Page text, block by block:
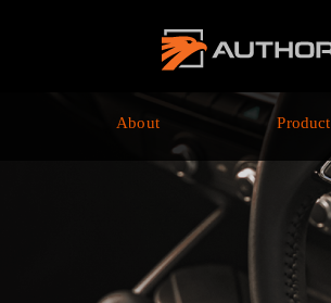
ーサーアラーム home
About Product